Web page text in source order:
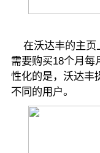
在沃达丰的主页
需要购买18个月每
性化的是，沃达丰
不同的用户。